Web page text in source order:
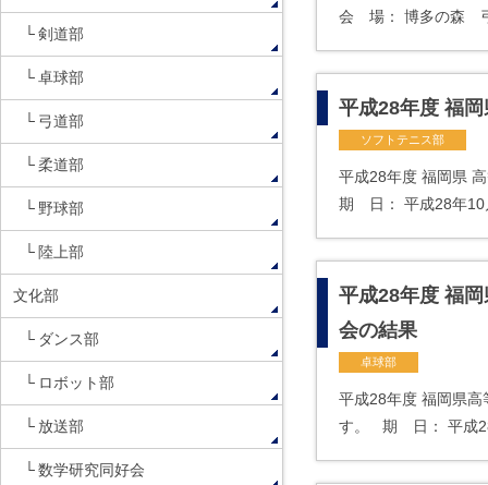
会 場： 博多の森
平成28年度 福
ソフトテニス部
平成28年度 福岡県
期 日： 平成28年
平成28年度 福
会の結果
卓球部
平成28年度 福岡県
す。 期 日： 平成
剣道部
卓球部
弓道部
柔道部
野球部
陸上部
文化部
ダンス部
ロボット部
放送部
数学研究同好会